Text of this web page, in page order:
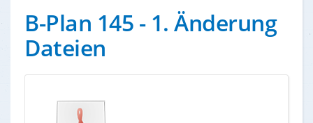
B-Plan 145 - 1. Änderung
Dateien